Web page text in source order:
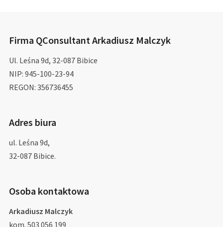
Firma QConsultant Arkadiusz Malczyk
Ul. Leśna 9d, 32-087 Bibice
NIP: 945-100-23-94
REGON: 356736455
Adres biura
ul. Leśna 9d,
32-087 Bibice.
Osoba kontaktowa
Arkadiusz Malczyk
kom. 503 056 199